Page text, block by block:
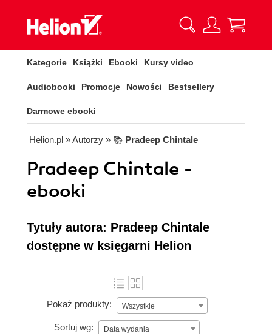
Kategorie Książki Ebooki Kursy video
Audiobooki Promocje Nowości Bestsellery
Darmowe ebooki
Helion.pl » Autorzy » 📚 Pradeep Chintale
Pradeep Chintale -
ebooki
Tytuły autora: Pradeep Chintale
dostępne w księgarni Helion
Pokaż produkty: Wszystkie
Sortuj wg: Data wydania